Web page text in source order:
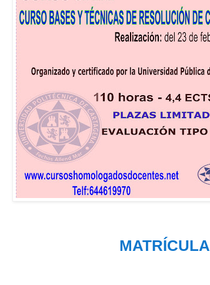
MATRÍCULA